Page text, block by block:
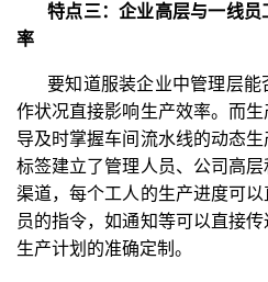
特点三：企业高层与一线
率
要知道服装企业中管理层
作状况直接影响生产效率。而
导及时掌握车间流水线的动态
标签建立了管理人员、公司高
渠道，每个工人的生产进度可
员的指令，如通知等可以直接
生产计划的准确定制。